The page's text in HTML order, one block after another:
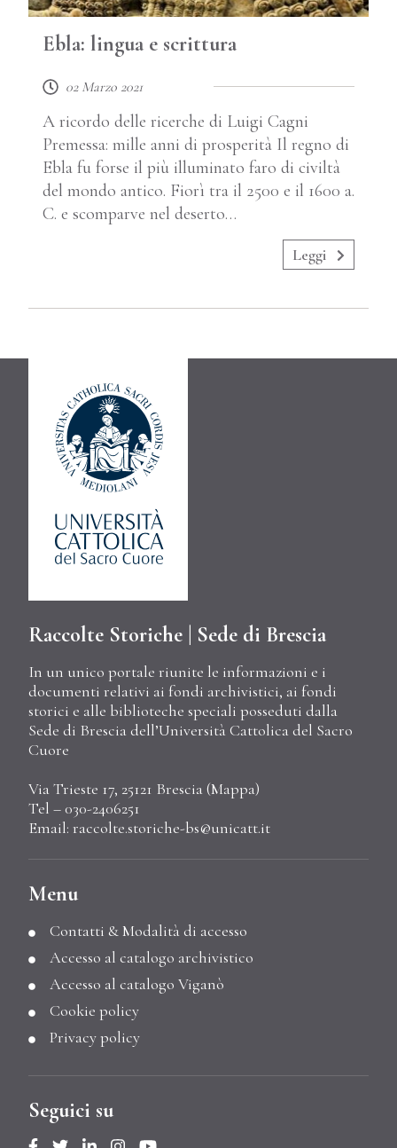
Ebla: lingua e scrittura
02 Marzo 2021
A ricordo delle ricerche di Luigi Cagni
Premessa: mille anni di prosperità Il regno di
Ebla fu forse il più illuminato faro di civiltà
del mondo antico. Fiorì tra il 2500 e il 1600 a.
C. e scomparve nel deserto…
Leggi
Raccolte Storiche | Sede di Brescia
In un unico portale riunite le informazioni e i
documenti relativi ai fondi archivistici, ai fondi
storici e alle biblioteche speciali posseduti dalla
Sede di Brescia dell’Università Cattolica del Sacro
Cuore
Via Trieste 17, 25121 Brescia (Mappa)
Tel – 030-2406251
Email: raccolte.storiche-bs@unicatt.it
Menu
Contatti & Modalità di accesso
Accesso al catalogo archivistico
Accesso al catalogo Viganò
Cookie policy
Privacy policy
Seguici su